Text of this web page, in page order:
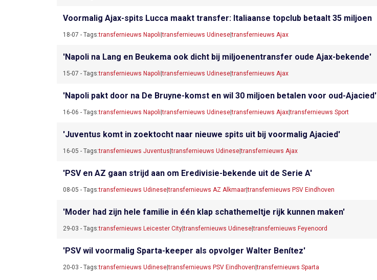
Voormalig Ajax-spits Lucca maakt transfer: Italiaanse topclub betaalt 35 miljoen
18-07 - Tags:transfernieuws Napoli |transfernieuws Udinese|transfernieuws Ajax
'Napoli na Lang en Beukema ook dicht bij miljoenentransfer oude Ajax-bekende'
15-07 - Tags:transfernieuws Napoli |transfernieuws Udinese|transfernieuws Ajax
'Napoli pakt door na De Bruyne-komst en wil 30 miljoen betalen voor oud-Ajacied'
16-06 - Tags:transfernieuws Napoli |transfernieuws Udinese|transfernieuws Ajax|transfernieuws Sport
'Juventus komt in zoektocht naar nieuwe spits uit bij voormalig Ajacied'
16-05 - Tags:transfernieuws Juventus |transfernieuws Udinese|transfernieuws Ajax
'PSV en AZ gaan strijd aan om Eredivisie-bekende uit de Serie A'
08-05 - Tags:transfernieuws Udinese|transfernieuws AZ Alkmaar|transfernieuws PSV Eindhoven
'Moder had zijn hele familie in één klap schathemeltje rijk kunnen maken'
29-03 - Tags:transfernieuws Leicester City|transfernieuws Udinese|transfernieuws Feyenoord
'PSV wil voormalig Sparta-keeper als opvolger Walter Benítez'
20-03 - Tags:transfernieuws Udinese|transfernieuws PSV Eindhoven |transfernieuws Sparta